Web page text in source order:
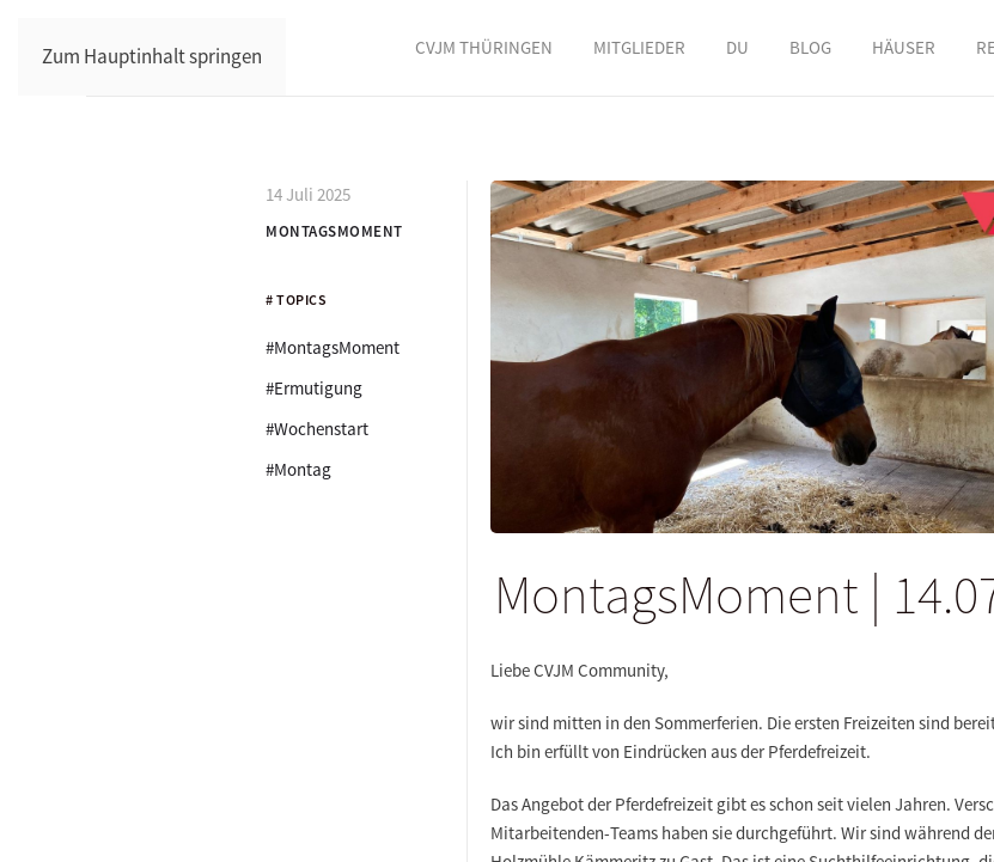
Zum Hauptinhalt springen CVJM THÜRINGEN MITGLIEDER DU BLOG HÄUSER
14 Juli 2025
MONTAGSMOMENT
# TOPICS
#MontagsMoment
#Ermutigung
#Wochenstart
#Montag
MontagsMoment |
Liebe CVJM Community,
wir sind mitten in den Sommerferien. Die ersten Freizeiten sind
Ich bin erfüllt von Eindrücken aus der Pferdefreizeit.
Das Angebot der Pferdefreizeit gibt es schon seit vielen Jahren.
Mitarbeitenden-Teams haben sie durchgeführt. Wir sind während